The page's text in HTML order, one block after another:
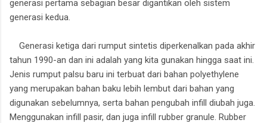
generasi pertama sebagian besar digantikan oleh sistem
generasi kedua.
Generasi ketiga dari rumput sintetis diperkenalkan pada akhir
tahun 1990-an dan ini adalah yang kita gunakan hingga saat ini.
Jenis rumput palsu baru ini terbuat dari bahan polyethylene
yang merupakan bahan baku lebih lembut dari bahan yang
digunakan sebelumnya, serta bahan pengubah infill diubah juga.
Menggunakan infill pasir, dan juga infill rubber granule. Rubber